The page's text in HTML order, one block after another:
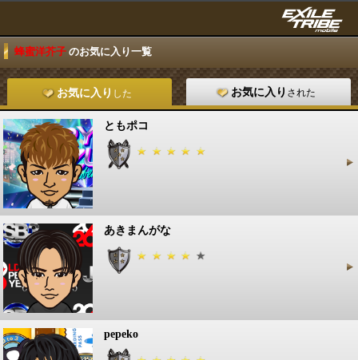
蜂蜜洋芥子 のお気に入り一覧
お気に入り した お気に入り された
ともポコ
あきまんがな
pepeko